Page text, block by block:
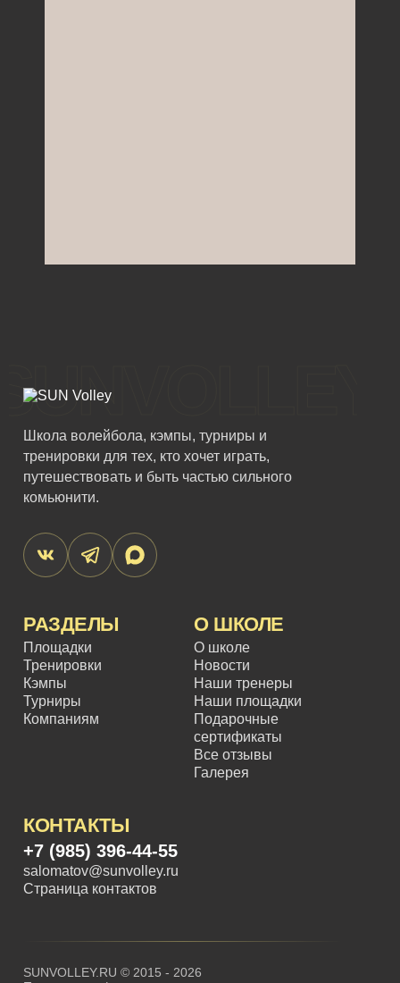
Школа волейбола, кэмпы, турниры и
тренировки для тех, кто хочет играть,
путешествовать и быть частью сильного
комьюнити.
РАЗДЕЛЫ
Площадки
Тренировки
Кэмпы
Турниры
Компаниям
О ШКОЛЕ
О школе
Новости
Наши тренеры
Наши площадки
Подарочные
сертификаты
Все отзывы
Галерея
КОНТАКТЫ
+7 (985) 396-44-55
salomatov@sunvolley.ru
Страница контактов
SUNVOLLEY.RU © 2015 - 2026